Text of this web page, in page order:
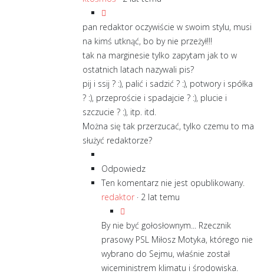
pan redaktor oczywiście w swoim stylu, musi
na kimś utknąć, bo by nie przeżył!!!
tak na marginesie tylko zapytam jak to w
ostatnich latach nazywali pis?
pij i ssij ? :), palić i sadzić ? :), potwory i spółka
? :), przeproście i spadajcie ? :), plucie i
szczucie ? :), itp. itd.
Można się tak przerzucać, tylko czemu to ma
służyć redaktorze?
Odpowiedz
Ten komentarz nie jest opublikowany.
redaktor · 2 lat temu
By nie być gołosłownym... Rzecznik
prasowy PSL Miłosz Motyka, którego nie
wybrano do Sejmu, właśnie został
wiceministrem klimatu i środowiska.